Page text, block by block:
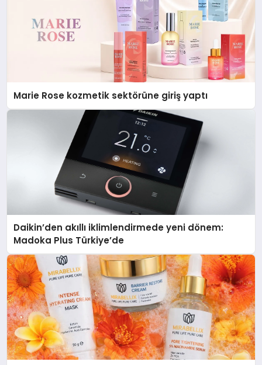
Marie Rose kozmetik sektörüne giriş yaptı
Daikin’den akıllı iklimlendirmede yeni dönem:
Madoka Plus Türkiye’de